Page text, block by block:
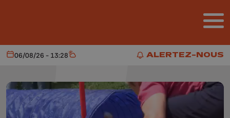
ALERTEZ-NOUS
ALERTEZ-NOUS
Aujourd'hui
06/08/26 - 13:28 Météo